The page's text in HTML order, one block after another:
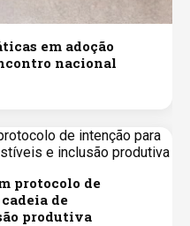
em adoção
nacional
protocolo de
de
produtiva